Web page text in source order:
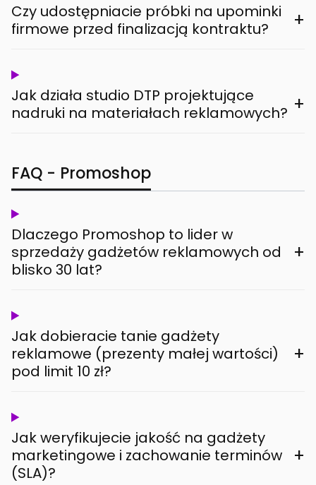
Czy udostępniacie próbki na upominki
firmowe przed finalizacją kontraktu?
+
Jak działa studio DTP projektujące
nadruki na materiałach reklamowych? +
FAQ - Promoshop
Dlaczego Promoshop to lider w
sprzedaży gadżetów reklamowych od
blisko 30 lat?
+
Jak dobieracie tanie gadżety
reklamowe (prezenty małej wartości)
pod limit 10 zł?
+
Jak weryfikujecie jakość na gadżety
marketingowe i zachowanie terminów
(SLA)?
+